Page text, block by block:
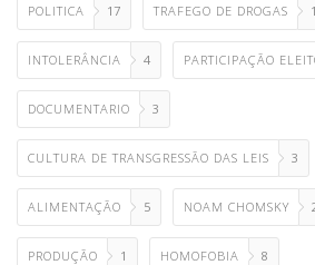
POLITICA 17 TRAFEGO DE DROGAS 1
INTOLERÂNCIA 4 PARTICIPAÇÃO
DOCUMENTARIO 3
CULTURA DE TRANSGRESSÃO DAS LEIS 3
ALIMENTAÇÃO 5 NOAM CHOMSKY
PRODUÇÃO 1 HOMOFOBIA 8